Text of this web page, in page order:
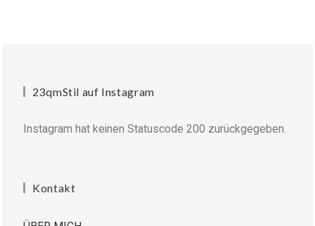
23qmStil auf Instagram
Instagram hat keinen Statuscode 200 zurückgegeben.
Kontakt